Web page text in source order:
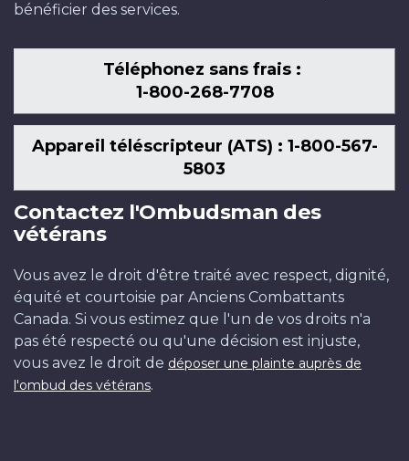
bénéficier des services.
Téléphonez sans frais :
1-800-268-7708
Appareil téléscripteur (ATS) : 1-800-567-
5803
Contactez l'Ombudsman des
vétérans
Vous avez le droit d'être traité avec respect, dignité,
équité et courtoisie par Anciens Combattants
Canada. Si vous estimez que l'un de vos droits n'a
pas été respecté ou qu'une décision est injuste,
vous avez le droit de déposer une plainte auprès de
l'ombud des vétérans.